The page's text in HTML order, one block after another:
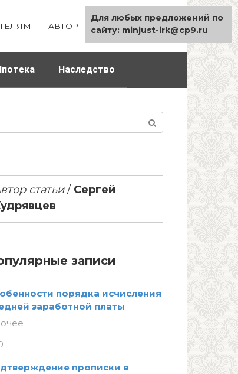
АВТОР КАРТА САЙТА
Наследство
статьи/ Сергей
записи
порядка исчисления
заработной платы
прописки в
Для любых предложений по
сайту: minjust-irk@cp9.ru